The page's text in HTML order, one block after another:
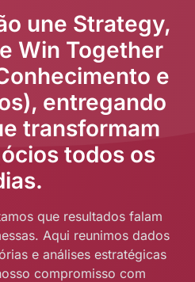
une Strategy,
Win Together
e
entregando
transformam
todos os
que resultados falam
Aqui reunimos dados
e análises estratégicas
compromisso com